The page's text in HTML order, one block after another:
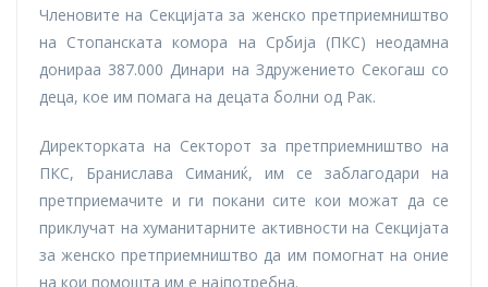
Членовите на Секцијата за женско претприемништво
на Стопанската комора на Србија (ПКС) неодамна
донираа 387.000 Динари на Здружението Секогаш со
деца, кое им помага на децата болни од Рак.
Директорката на Секторот за претприемништво на
ПКС, Бранислава Симаниќ, им се заблагодари на
претприемачите и ги покани сите кои можат да се
приклучат на хуманитарните активности на Секцијата
за женско претприемништво да им помогнат на оние
на кои помошта им е најпотребна.